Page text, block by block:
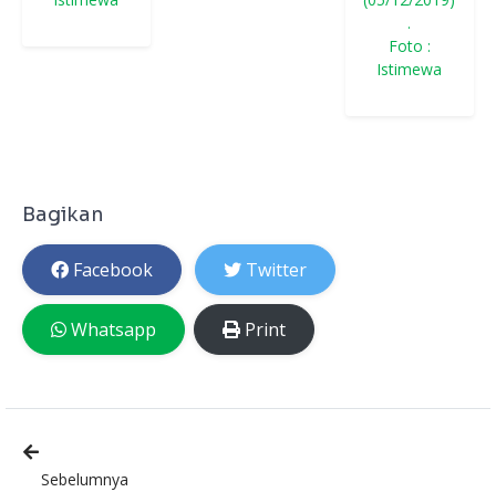
.
Foto :
Istimewa
Bagikan
Facebook Twitter
Whatsapp Print
Sebelumnya